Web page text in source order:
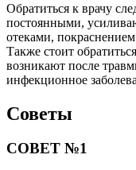
Обратиться к врачу
постоянными,
отеками,
Также стоит
возникают после
инфекционное
Советы
СОВЕТ №1